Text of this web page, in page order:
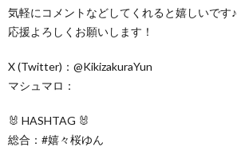
気軽にコメントなどしてくれると嬉しいです♪
応援よろしくお願いします！
X (Twitter)：@KikizakuraYun
マシュマロ：
🐰 HASHTAG 🐰
総合：#嬉々桜ゆん